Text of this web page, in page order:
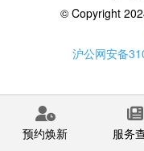
© Copyright
沪公网安备
预约焕新 服务